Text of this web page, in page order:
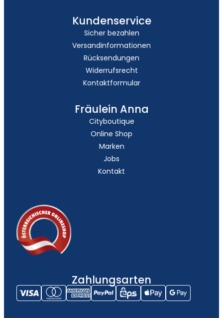
Kundenservice
Sicher bezahlen
Versandinformationen
Rücksendungen
Widerrufsrecht
Kontaktformular
Fräulein Anna
Cityboutique
Online Shop
Marken
Jobs
Kontakt
Zahlungsarten